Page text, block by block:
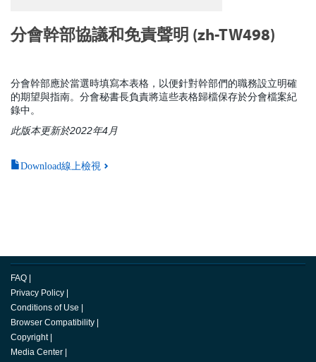
分會幹部協議和免責聲明 (zh-TW498)
分會幹部應於當選時填寫本表格，以便針對幹部們的職務設立明確
的期望與指南。分會秘書長負責將這些表格歸檔保存於分會檔案紀
錄中。
此版本更新於2022年4月
Download線上檢視
FAQ
Privacy Policy
Conditions of Use
Browser Compatibility
Copyright
Media Center